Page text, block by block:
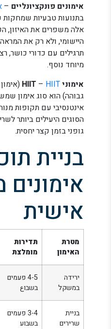
אימונים פונקציונליים –
בתנועות טבעיות שמחקות
אלה משפרים את האיזון,
היישומי, ולא רק את
תרגילים עם כדורי כושר,
מיוחד נוסף.
אימוני HIIT
– HIIT
גבוהה) הוא סוג אימון
אינטנסיבי עם תקופות
הסוגים היעילים ביותר
גופני בזמן קצר יחסית.
בניית
אישית
מטרת
האימון
תדירות
מומלצת
ירידה
במשקל
4-5 פעמים
בשבוع
בניית
שרירים
3-4 פעמים
בשבוע